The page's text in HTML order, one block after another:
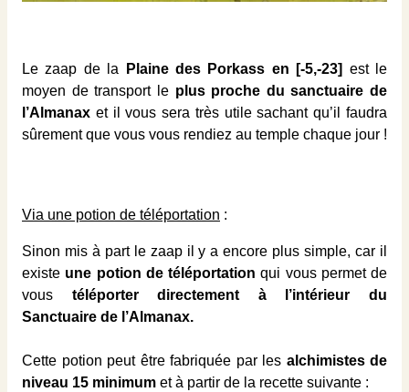
Le zaap de la Plaine des Porkass en [-5,-23] est le
moyen de transport le plus proche du sanctuaire de
l’Almanax et il vous sera très utile sachant qu’il faudra
sûrement que vous vous rendiez au temple chaque jour !
Via une potion de téléportation :
Sinon mis à part le zaap il y a encore plus simple, car il
existe une potion de téléportation qui vous permet de
vous téléporter directement à l’intérieur du
Sanctuaire de l’Almanax.
Cette potion peut être fabriquée par les alchimistes de
niveau 15 minimum et à partir de la recette suivante :